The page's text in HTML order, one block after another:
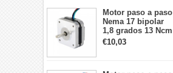
Motor paso a paso
Nema 17 bipolar
1,8 grados 13 Ncm
1A 3,5 V
42x42x20mm 4
€10,03